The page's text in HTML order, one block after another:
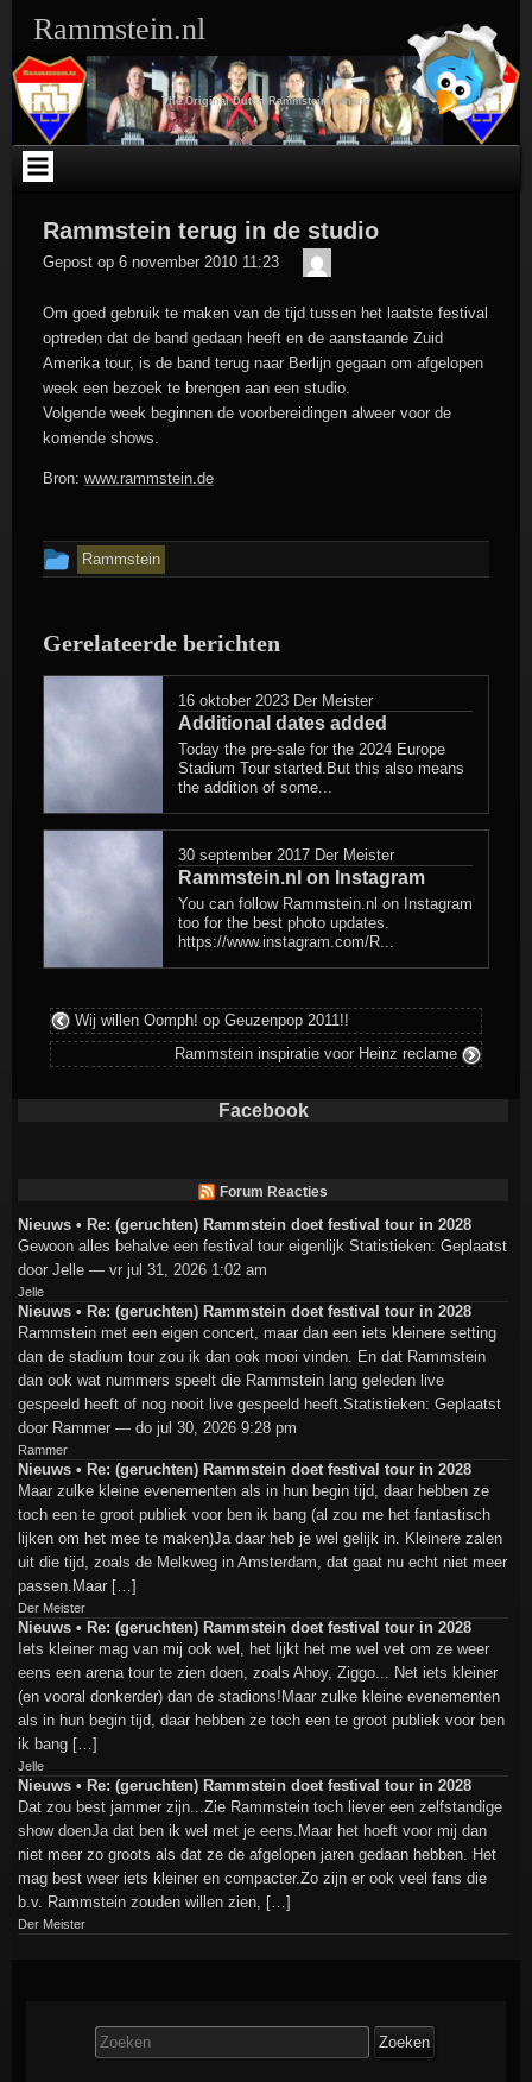
inhoud
Rammstein.nl
The Original Dutch Rammstein Fansite
Rammstein terug in de studio
Gepost op 6 november 2010 11:23
Meister
Om goed gebruik te maken van de tijd tussen het laatste festival
optreden dat de band gedaan heeft en de aanstaande Zuid
Amerika tour, is de band terug naar Berlijn gegaan om afgelopen
week een bezoek te brengen aan een studio.
Volgende week beginnen de voorbereidingen alweer voor de
komende shows.
Bron: www.rammstein.de
Dit
geplaatst
Rammstein
Gerelateerde berichten
16 oktober 2023 Der Meister
Additional dates added
Today the pre-sale for the 2024 Europe
Stadium Tour started.But this also means
the addition of some...
30 september 2017 Der Meister
Rammstein.nl on Instagram
You can follow Rammstein.nl on Instagram
too for the best photo updates.
https://www.instagram.com/R...
Wij willen Oomph! op Geuzenpop 2011!!
Rammstein inspiratie voor Heinz reclame
Facebook
Forum Reacties
Nieuws • Re: (geruchten) Rammstein doet festival tour in 2028
Gewoon alles behalve een festival tour eigenlijk Statistieken: Geplaatst
door Jelle — vr jul 31, 2026 1:02 am
Jelle
Nieuws • Re: (geruchten) Rammstein doet festival tour in 2028
Rammstein met een eigen concert, maar dan een iets kleinere setting
dan de stadium tour zou ik dan ook mooi vinden. En dat Rammstein
dan ook wat nummers speelt die Rammstein lang geleden live
gespeeld heeft of nog nooit live gespeeld heeft.Statistieken: Geplaatst
door Rammer — do jul 30, 2026 9:28 pm
Rammer
Nieuws • Re: (geruchten) Rammstein doet festival tour in 2028
Maar zulke kleine evenementen als in hun begin tijd, daar hebben ze
toch een te groot publiek voor ben ik bang (al zou me het fantastisch
lijken om het mee te maken)Ja daar heb je wel gelijk in. Kleinere zalen
uit die tijd, zoals de Melkweg in Amsterdam, dat gaat nu echt niet meer
passen.Maar […]
Der Meister
Nieuws • Re: (geruchten) Rammstein doet festival tour in 2028
Iets kleiner mag van mij ook wel, het lijkt het me wel vet om ze weer
eens een arena tour te zien doen, zoals Ahoy, Ziggo... Net iets kleiner
(en vooral donkerder) dan de stadions!Maar zulke kleine evenementen
als in hun begin tijd, daar hebben ze toch een te groot publiek voor ben
ik bang […]
Jelle
Nieuws • Re: (geruchten) Rammstein doet festival tour in 2028
Dat zou best jammer zijn...Zie Rammstein toch liever een zelfstandige
show doenJa dat ben ik wel met je eens.Maar het hoeft voor mij dan
niet meer zo groots als dat ze de afgelopen jaren gedaan hebben. Het
mag best weer iets kleiner en compacter.Zo zijn er ook veel fans die
b.v. Rammstein zouden willen zien, […]
Der Meister
Zoek
naar: